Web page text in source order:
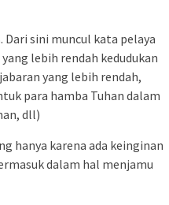
sini muncul kata pelaya
lebih rendah kedudukan
yang lebih rendah,
para hamba Tuhan dalam
dll)
hanya karena ada keinginan
dalam hal menjamu